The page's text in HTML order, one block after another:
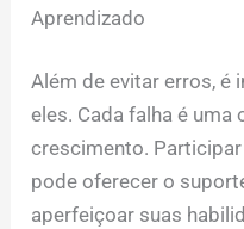
Aprendizado
Além de evitar erros, é
eles. Cada falha é uma
crescimento. Participar
pode oferecer o
aperfeiçoar suas